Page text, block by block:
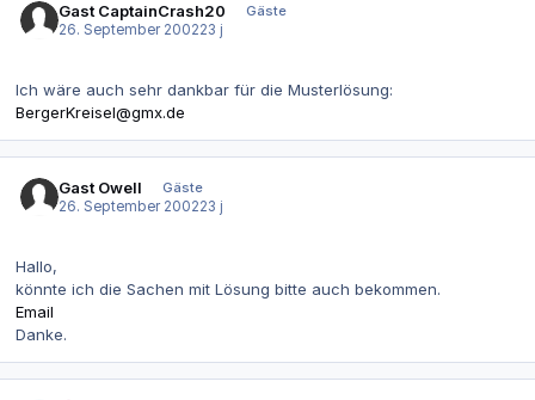
Gast CaptainCrash20
Gäste
26. September 200223 j
Ich wäre auch sehr dankbar für die Musterlösung:
BergerKreisel@gmx.de
Gast Owell
Gäste
26. September 200223 j
Hallo,
könnte ich die Sachen mit Lösung bitte auch bekommen.
Email
Danke.